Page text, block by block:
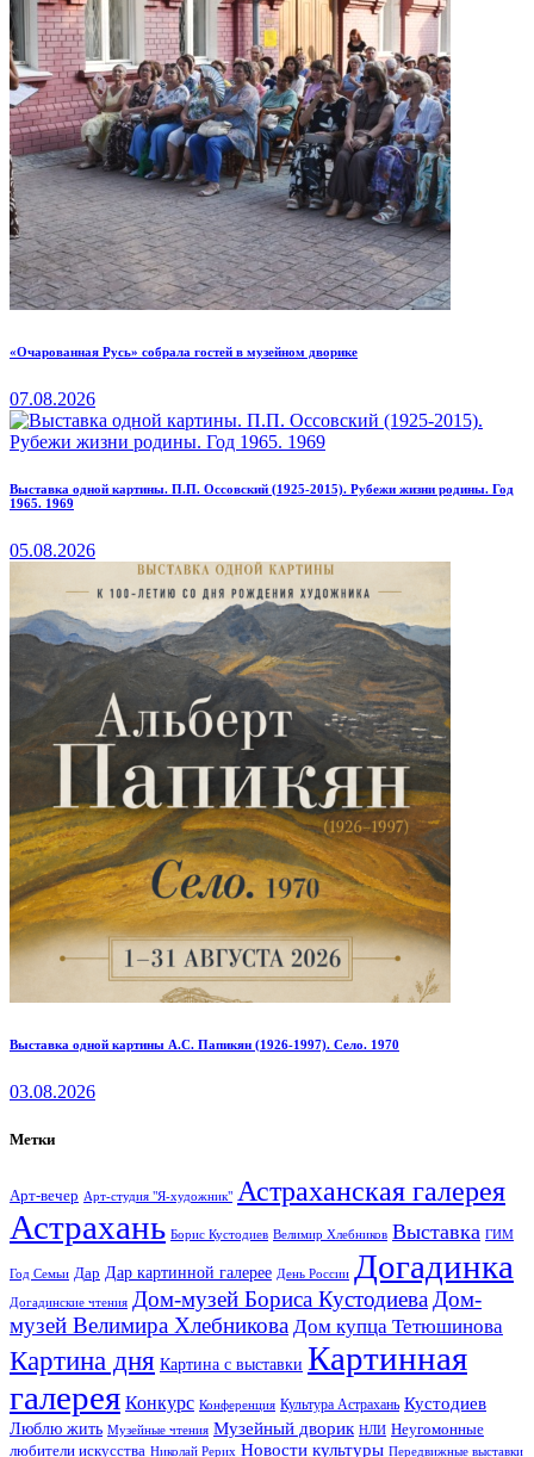
«Очарованная Русь» собрала гостей в музейном дворике
07.08.2026
Выставка одной картины. П.П. Оссовский (1925-2015). Рубежи жизни родины. Год
1965. 1969
05.08.2026
Выставка одной картины А.С. Папикян (1926-1997). Село. 1970
03.08.2026
Метки
Арт-вечер Арт-студия "Я-художник" Астраханская галерея
Астрахань Борис Кустодиев Велимир Хлебников Выставка ГИМ
Год Семьи Дар Дар картинной галерее День России Догадинка
Догадинские чтения Дом-музей Бориса Кустодиева Дом-
музей Велимира Хлебникова Дом купца Тетюшинова
Картина дня Картина с выставки Картинная
галерея Конкурс Конференция Культура Астрахань Кустодиев
Люблю жить Музейные чтения Музейный дворик НЛИ Неугомонные
любители искусства Николай Рерих Новости культуры Передвижные выставки